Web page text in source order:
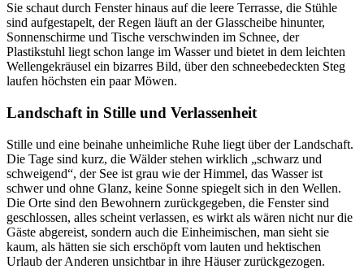
Sie schaut durch Fenster hinaus auf die leere Terrasse, die Stühle
sind aufgestapelt, der Regen läuft an der Glasscheibe hinunter,
Sonnenschirme und Tische verschwinden im Schnee, der
Plastikstuhl liegt schon lange im Wasser und bietet in dem leichten
Wellengekräusel ein bizarres Bild, über den schneebedeckten Steg
laufen höchsten ein paar Möwen.
Landschaft in Stille und Verlassenheit
Stille und eine beinahe unheimliche Ruhe liegt über der Landschaft.
Die Tage sind kurz, die Wälder stehen wirklich „schwarz und
schweigend“, der See ist grau wie der Himmel, das Wasser ist
schwer und ohne Glanz, keine Sonne spiegelt sich in den Wellen.
Die Orte sind den Bewohnern zurückgegeben, die Fenster sind
geschlossen, alles scheint verlassen, es wirkt als wären nicht nur die
Gäste abgereist, sondern auch die Einheimischen, man sieht sie
kaum, als hätten sie sich erschöpft vom lauten und hektischen
Urlaub der Anderen unsichtbar in ihre Häuser zurückgezogen.